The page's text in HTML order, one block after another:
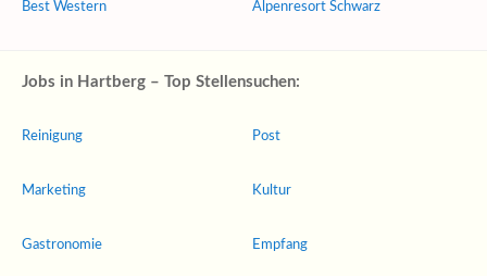
Best Western Alpenresort Schwarz
Jobs in Hartberg – Top Stellensuchen:
Reinigung
Marketing
Gastronomie
Post
Kultur
Empfang